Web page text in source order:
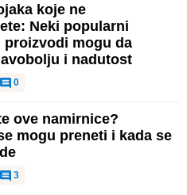
koje ne
Neki popularni
proizvodi mogu da
i nadutost
0
ove namirnice?
mogu preneti i kada se
3